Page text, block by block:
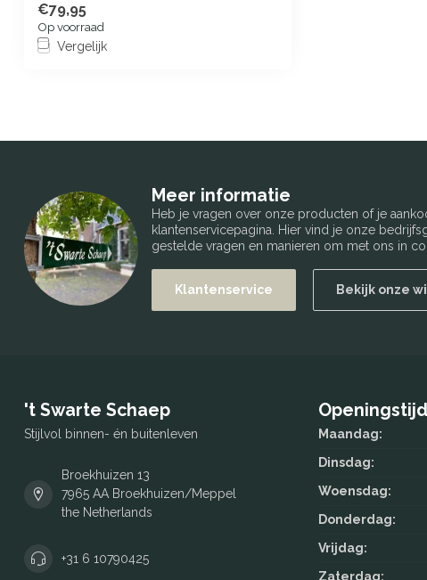
€79,95
Op voorraad
Vergelijk
Meer informatie
Heb je vragen over onze producten of je
klantenservicepagina. Hier vind je onze
gestelde vragen en manieren om met ons in
Klantenservice Bekijk onze
't Swarte Schaep
Stijlvol binnen- én buitenleven
Broekhuizen 13
7965 AA Broekhuizen/Meppel
the Netherlands
+31 6 10790425
Maandag:
Dinsdag:
Woensdag:
Donderdag:
Vrijdag:
Zaterdag: